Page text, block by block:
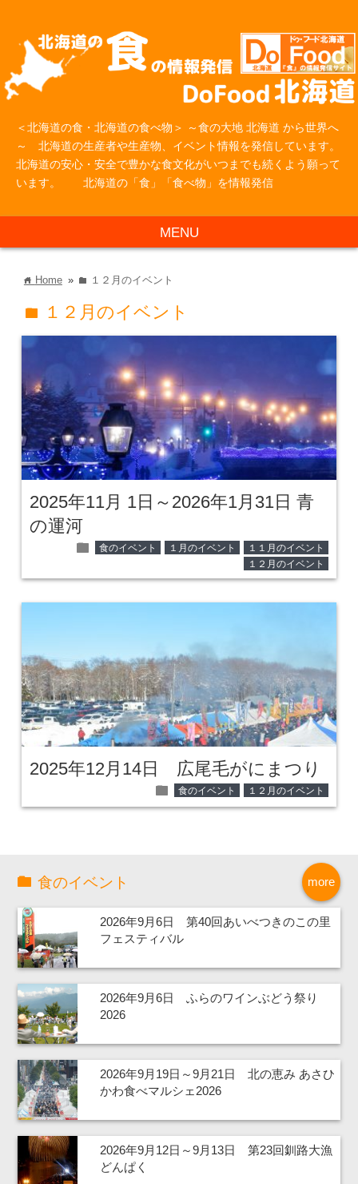
＜北海道の食・北海道の食べ物＞ ～食の大地 北海道 から世界へ
～ 北海道の生産者や生産物、イベント情報を発信しています。
北海道の安心・安全で豊かな食文化がいつまでも続くよう願って
います。 北海道の「食」「食べ物」を情報発信
MENU
home Home » folder １２月のイベント
folder １２月のイベント
2025年11月 1日～2026年1月31日 青
の運河
folder 食のイベント １月のイベント
１１月のイベント
１２月のイベント
2025年12月14日 広尾毛がにまつり
folder 食のイベント １２月のイベント
more
食のイベント
2026年9月6日 第40回あいべつきのこの里
フェスティバル
2026年9月6日 ふらのワインぶどう祭り
2026
2026年9月19日～9月21日 北の恵み あさひ
かわ食べマルシェ2026
2026年9月12日～9月13日 第23回釧路大漁
どんぱく